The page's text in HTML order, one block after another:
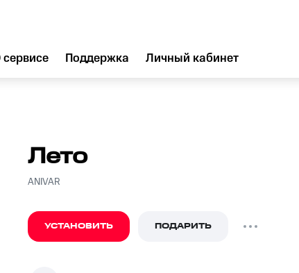
Поддержка Личный кабинет
Лето
ANIVAR
УСТАНОВИТЬ ПОДАРИТЬ